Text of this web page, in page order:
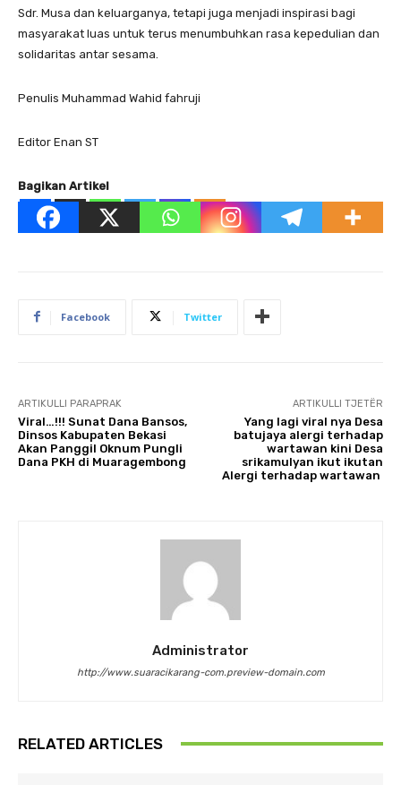
Sdr. Musa dan keluarganya, tetapi juga menjadi inspirasi bagi
masyarakat luas untuk terus menumbuhkan rasa kepedulian dan
solidaritas antar sesama.
Penulis Muhammad Wahid fahruji
Editor Enan ST
Bagikan Artikel
Facebook Twitter
ARTIKULLI PARAPRAK
Viral…!!! Sunat Dana Bansos,
Dinsos Kabupaten Bekasi
Akan Panggil Oknum Pungli
Dana PKH di Muaragembong
ARTIKULLI TJETËR
Yang lagi viral nya Desa
batujaya alergi terhadap
wartawan kini Desa
srikamulyan ikut ikutan
Alergi terhadap wartawan
Administrator
http://www.suaracikarang-com.preview-domain.com
RELATED ARTICLES